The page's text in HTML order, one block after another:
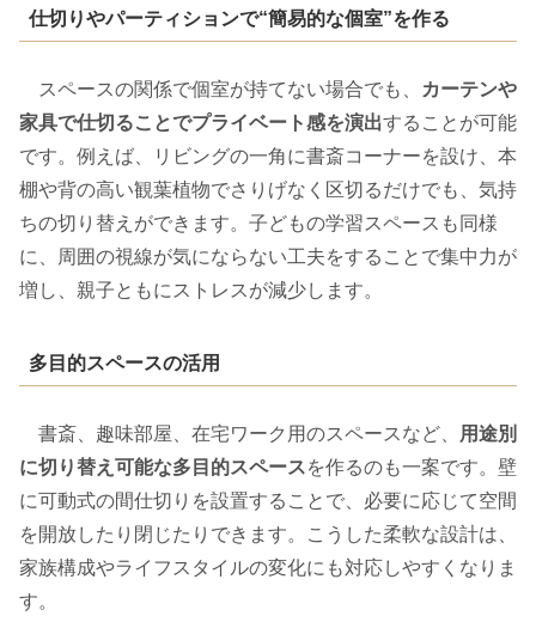
仕切りやパーティションで“簡易的な個室”を作る
スペースの関係で個室が持てない場合でも、
カーテンや
家具で仕切ることでプライベート感を演出することが可能
です。例えば、リビングの一角に書斎コーナーを設け、本
棚や背の高い観葉植物でさりげなく区切るだけでも、気持
ちの切り替えができます。子どもの学習スペースも同様
に、周囲の視線が気にならない工夫をすることで集中力が
増し、親子ともにストレスが減少します。
多目的スペースの活用
書斎、趣味部屋、在宅ワーク用のスペースなど、
用途別
に切り替え可能な多目的スペースを作るのも一案です。壁
に可動式の間仕切りを設置することで、必要に応じて空間
を開放したり閉じたりできます。こうした柔軟な設計は、
家族構成やライフスタイルの変化にも対応しやすくなりま
す。